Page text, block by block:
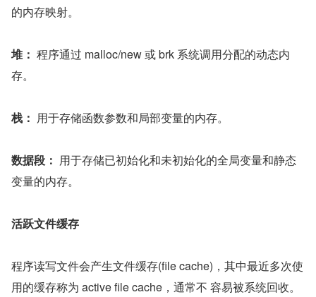
的内存映射。
堆： 程序通过 malloc/new 或 brk 系统调用分配的动态内
存。
栈： 用于存储函数参数和局部变量的内存。
数据段： 用于存储已初始化和未初始化的全局变量和静态
变量的内存。
活跃文件缓存
程序读写文件会产生文件缓存(file cache)，其中最近多次使
用的缓存称为 active file cache，通常不 容易被系统回收。